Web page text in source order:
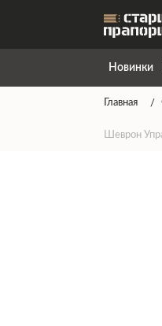
Новинки
Главная
Шеврон